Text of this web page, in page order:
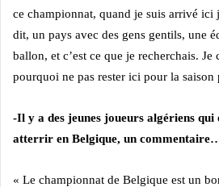
ce championnat, quand je suis arrivé ici
dit, un pays avec des gens gentils, une
ballon, et c’est ce que je recherchais. Je
pourquoi ne pas rester ici pour la saison
-Il y a des jeunes joueurs algériens
atterrir en Belgique, un
« Le championnat de Belgique est un